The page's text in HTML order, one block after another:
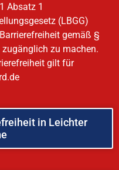
Absatz 1
(LBGG)
gemäß §
zugänglich zu machen.
gilt für
in Leichter